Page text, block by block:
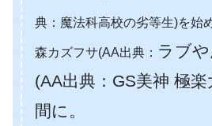
典：魔法科高校の劣等生)を始
森カズフサ(AA出典： ラブ
(AA出典：GS美神 極
間に。